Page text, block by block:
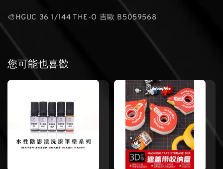
🎨HGUC 36 1/144 THE-O 吉歐 B5059568
您可能也喜歡